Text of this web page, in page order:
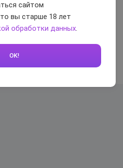
сайтом
вы старше 18 лет
обработки данных.
OK!